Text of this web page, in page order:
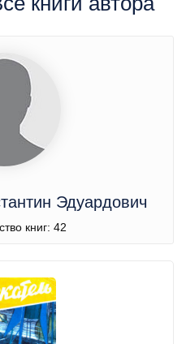
Эдуардович
книг: 42